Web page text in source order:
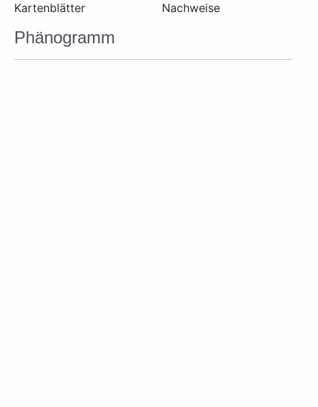
Kartenblätter
Nachweise
Phänogramm